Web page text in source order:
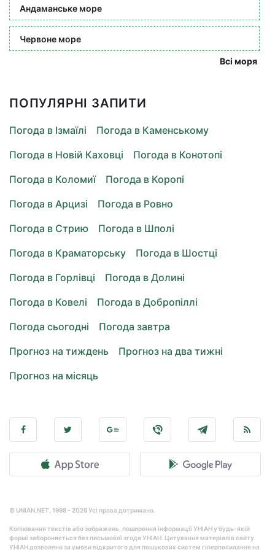
Андаманське море
Червоне море
Всі моря
ПОПУЛЯРНІ ЗАПИТИ
Погода в Ізмаїлі
Погода в Каменському
Погода в Новій Каховці
Погода в Конотопі
Погода в Коломиї
Погода в Коропі
Погода в Арцизі
Погода в Ровно
Погода в Стрию
Погода в Шполі
Погода в Краматорську
Погода в Шостці
Погода в Горлівці
Погода в Долині
Погода в Ковелі
Погода в Добропіллі
Погода сьогодні
Погода завтра
Прогноз на тиждень
Прогноз на два тижні
Прогноз на місяць
© UNIAN.NET, 1998 - 2026 Усі права дотримано.
Копіювання текстів або зображень, поширення інформації УНІАН у будь-якій
формі забороняється без письмової згоди УНІАН. Цитування матеріалів сайту
УНІАН дозволено за умови відкритого для пошукових систем гіперпосилання на